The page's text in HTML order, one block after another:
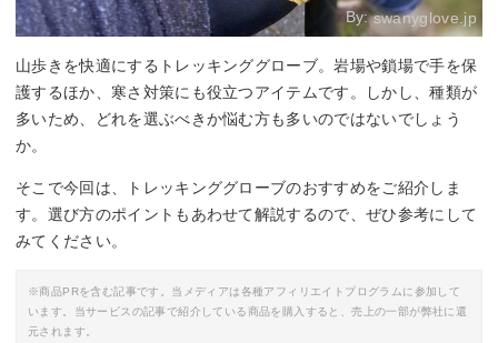
By:swanyglove.jp
山歩きを快適にするトレッキンググローブ。岩場や鎖場で手を保
護するほか、寒さ対策にも役立つアイテムです。しかし、種類が
多いため、どれを選ぶべきか悩む方も多いのではないでしょう
か。
そこで今回は、トレッキンググローブのおすすめをご紹介しま
す。選び方のポイントもあわせて解説するので、ぜひ参考にして
みてください。
※商品PRを含む記事です。当メディアは各種アフィリエイトプログラムに参加して
います。当サービスの記事で紹介している商品を購入すると、売上の一部が弊社に還
元されます。